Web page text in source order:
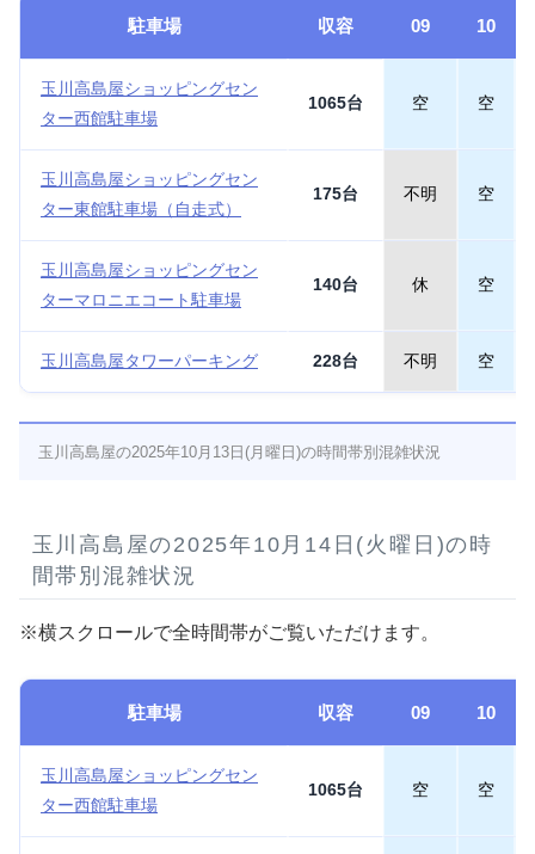
駐車場 収容 09 10
玉川高島屋ショッピングセン
ター西館駐車場
1065台 空 空
玉川高島屋ショッピングセン
ター東館駐車場（自走式）
175台 不明 空
玉川高島屋ショッピングセン
ターマロニエコート駐車場
140台 休 空
玉川高島屋タワーパーキング 228台 不明 空
玉川高島屋の2025年10月13日(月曜日)の時間帯別混雑状況
玉川高島屋の2025年10月14日(火曜日)の時
間帯別混雑状況
※横スクロールで全時間帯がご覧いただけます。
駐車場 収容 09 10
玉川高島屋ショッピングセン
ター西館駐車場
1065台 空 空